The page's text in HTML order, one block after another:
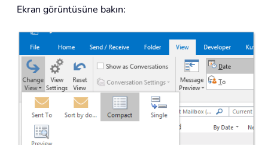
Ekran görüntüsüne bakın: